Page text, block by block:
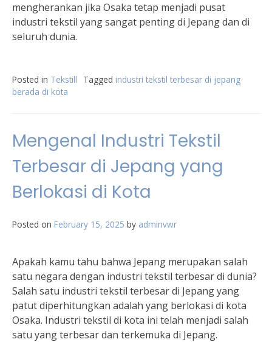
mengherankan jika Osaka tetap menjadi pusat
industri tekstil yang sangat penting di Jepang dan di
seluruh dunia.
Posted in Tekstill Tagged industri tekstil terbesar di jepang
berada di kota
Mengenal Industri Tekstil
Terbesar di Jepang yang
Berlokasi di Kota
Posted on February 15, 2025 by adminvwr
Apakah kamu tahu bahwa Jepang merupakan salah
satu negara dengan industri tekstil terbesar di dunia?
Salah satu industri tekstil terbesar di Jepang yang
patut diperhitungkan adalah yang berlokasi di kota
Osaka. Industri tekstil di kota ini telah menjadi salah
satu yang terbesar dan terkemuka di Jepang.